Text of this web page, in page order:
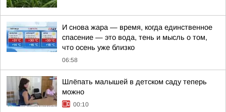
И снова жара — время, когда единственное
спасение — это вода, тень и мысль о том,
что осень уже близко
06:58
Шлёпать малышей в детском саду теперь
можно
00:10